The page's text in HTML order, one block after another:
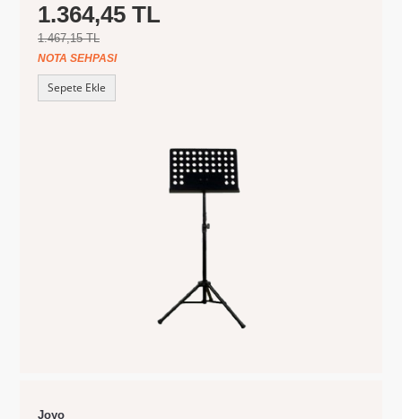
1.364,45 TL
1.467,15 TL
NOTA SEHPASI
Sepete Ekle
Joyo